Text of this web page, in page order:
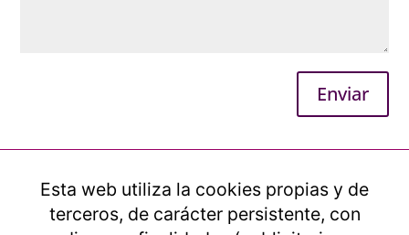
Zen
Esta web utiliza la cookies propias y de
terceros, de carácter persistente, con